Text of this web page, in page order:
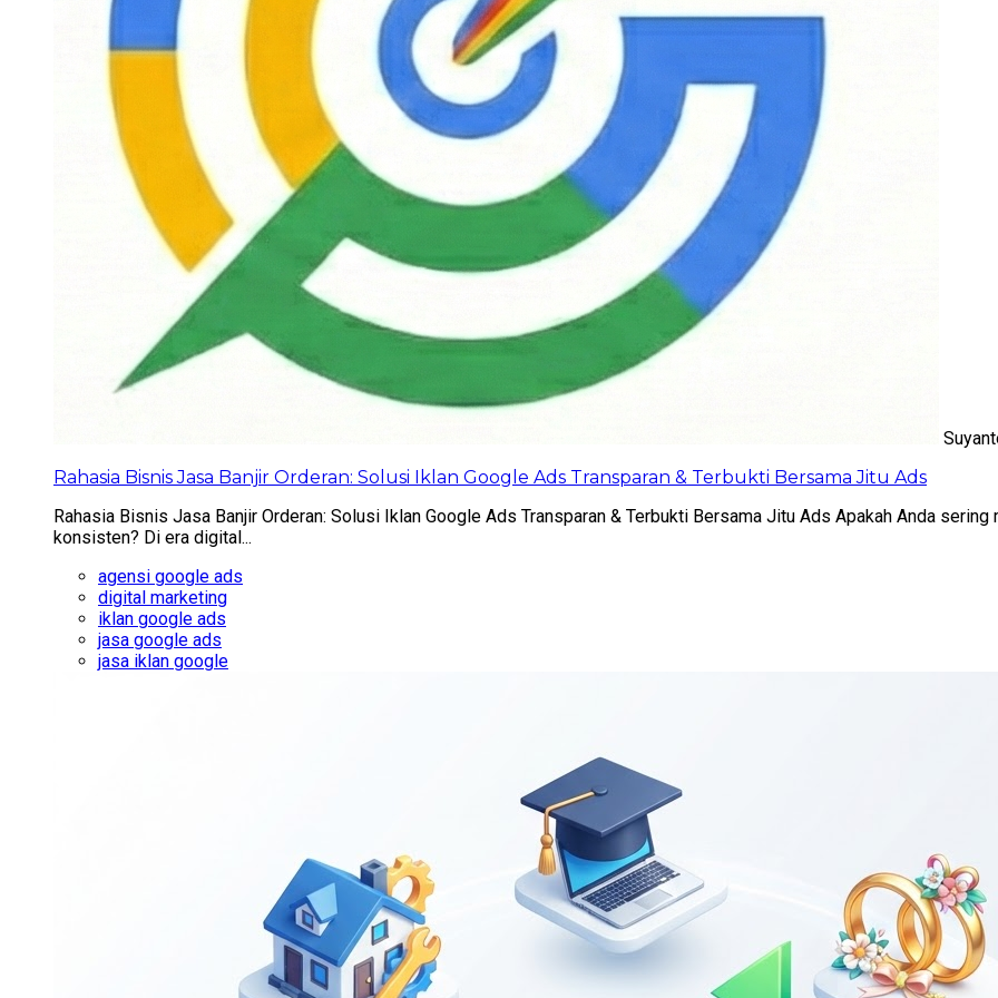
Rahasia Bisnis Jasa Banjir Orderan: Solusi Iklan Google Ads Transparan & Terbukti Bersama Jitu Ads
Rahasia Bisnis Jasa Banjir Orderan: Solusi Iklan Google Ads Transparan & Terbukti Bersama Jitu Ads Apakah Anda
konsisten? Di era digital...
agensi google ads
digital marketing
iklan google ads
jasa google ads
jasa iklan google